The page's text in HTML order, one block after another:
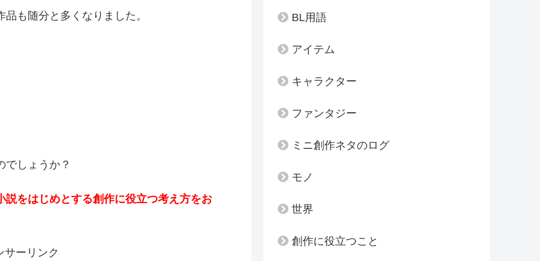
も随分と多くなりました。
でしょうか？
をはじめとする創作に役立つ考え方をお
サーリンク
BL用語
アイテム
キャラクター
ファンタジー
ミニ創作ネタのログ
モノ
世界
創作に役立つこと